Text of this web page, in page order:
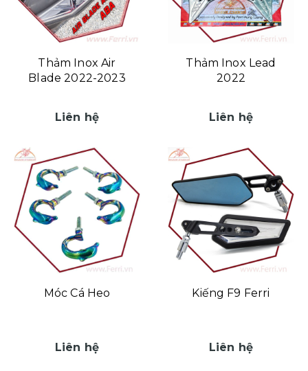
Thảm Inox Air
Blade 2022-2023
Liên hệ
Thảm Inox Lead
2022
Liên hệ
Móc Cá Heo
Liên hệ
Kiếng F9 Ferri
Liên hệ